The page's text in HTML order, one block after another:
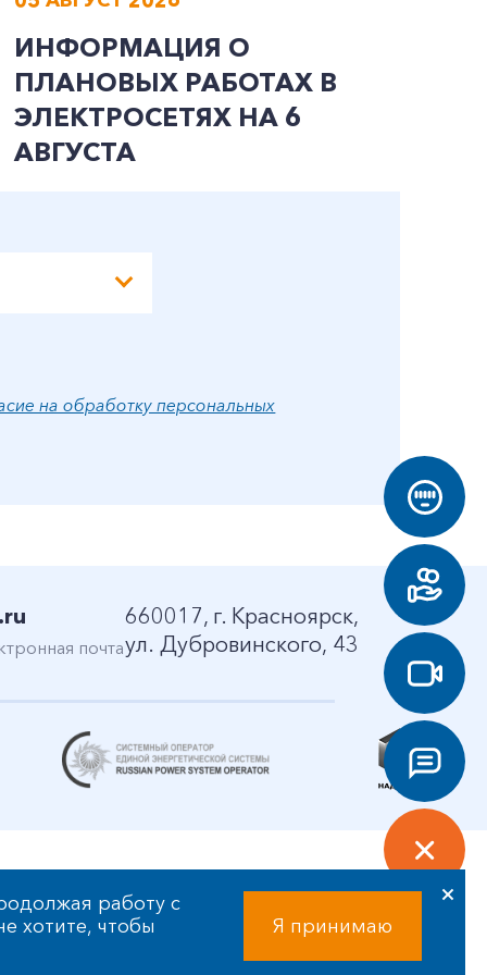
ИНФОРМАЦИЯ О
ПЛАНОВЫХ РАБОТАХ В
ЭЛЕКТРОСЕТЯХ НА 6
АВГУСТА
на обработку персональных
почта
660017, г. Красноярск,
ул. Дубровинского, 43
работу с
хотите, чтобы
Я принимаю